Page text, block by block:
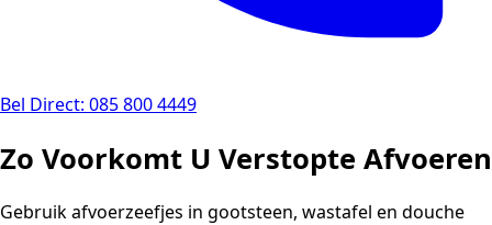
Bel Direct: 085 800 4449
Zo Voorkomt U Verstopte Afvoeren
Gebruik afvoerzeefjes in gootsteen, wastafel en douche